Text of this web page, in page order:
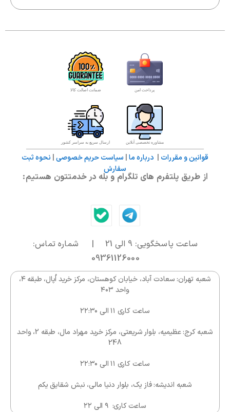
برای مصرف خانگی گزینه‌ای بی‌نظیر است. همچنین
استفاده از مواد مغذی و فاقد پارابن باعث شده موها بعد
از رنگ شدن، خشک یا آسیب‌دیده نباشند.
خرید رنگ موی بلونیا:
در فروشگاه ما می‌توانید رنگ‌های مختلف بلونیا را با
بهترین قیمت تهیه کنید. فقط کافی‌ست رنگ دلخواه خود
را انتخاب کرده و به سبد خرید اضافه کنید. ارسال سریع و
پشتیبانی کامل از خرید شما، تضمین ماست.
پرداخت امن ضمانت اصالت کالا
مشاوره تخصصی آنلاین ارسال سریع به سراسر کشور
قوانین و مقررات درباره ما سیاست حریم خصوصی نحوه ثبت
سفارش
از طریق پلتفرم های تلگرام و بله در خدمتتون هستیم:
ساعت پاسخگویی: 9 الی 21 | شماره تماس:
09361126000
شعبه تهران: سعادت آباد، خیابان کوهستان، مرکز خرید اُپال، طبقه ۴،
واحد ۴۰۳
ساعت کاری ۱۱ الی ۲۲:۳۰
شعبه کرج: عظیمیه، بلوار شریعتی، مرکز خرید مهراد مال، طبقه 2، واحد
248
ساعت کاری ۱۱ الی ۲۲:۳۰
شعبه اندیشه: فاز یک، بلوار دنیا مالی، نبش شقایق یکم
ساعت کاری: ۹ الی ۲۲